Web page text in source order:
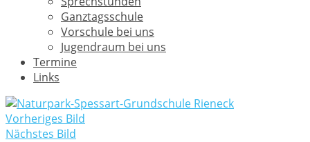
Ganztagsschule
Vorschule bei uns
Jugendraum bei uns
Termine
Links
Vorheriges Bild
Nächstes Bild